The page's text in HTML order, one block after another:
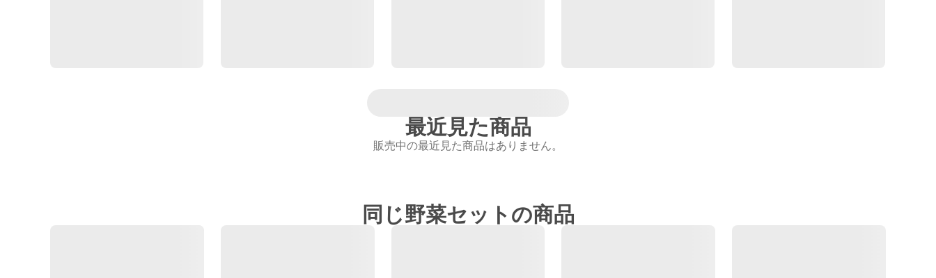
最近見た商品
販売中の最近見た商品はありません。
同じ野菜セットの商品